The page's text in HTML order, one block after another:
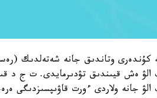
كۇندەرى وتاندىق جانە شەتەلدىك
الۋ ەش قيىندىق تۋدىرمايدى. ت ج د
جانە ولاردى ءورت قاۋىپسىزدىگى